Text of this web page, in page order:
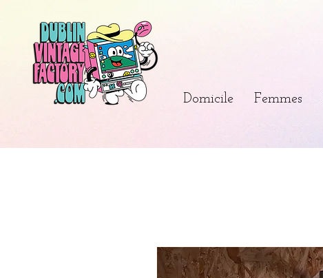
Domicile Femmes